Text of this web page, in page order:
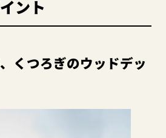
ント
くつろぎのウッドデッ